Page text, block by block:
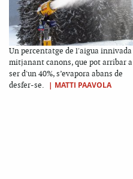
Un percentatge de l'aigua innivada
mitjanant canons, que pot arribar a
ser d'un 40%, s’evapora abans de
desfer-se.
| MATTI PAAVOLA